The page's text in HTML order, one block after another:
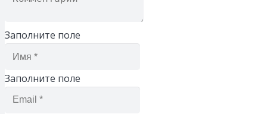
Заполните поле
Заполните поле